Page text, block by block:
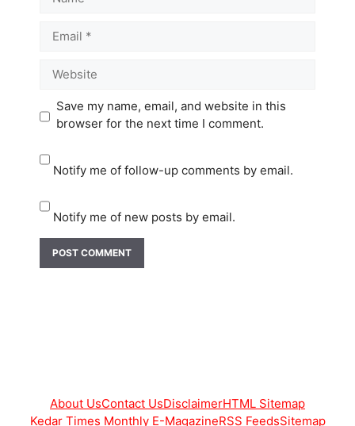
Email
Website
Save my name, email, and website in this
browser for the next time I comment.
Notify me of follow-up comments by email.
Notify me of new posts by email.
About UsContact UsDisclaimerHTML Sitemap
Kedar Times Monthly E-MagazineRSS FeedsSitemap